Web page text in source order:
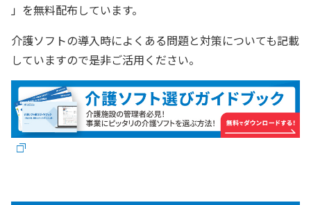
」を無料配布しています。
介護ソフトの導入時によくある問題と対策についても記載
していますので是非ご活用ください。